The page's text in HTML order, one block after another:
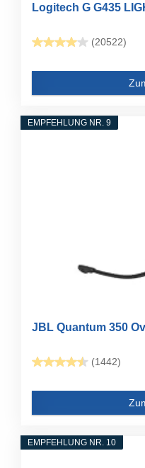
Logitech G G435
(20522)
EMPFEHLUNG NR. 9
JBL Quantum 350
(1442)
EMPFEHLUNG NR. 10